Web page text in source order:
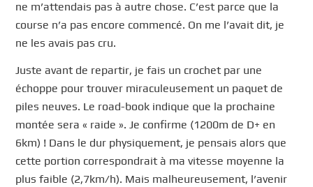
ne m’attendais pas à autre chose. C’est parce que la
course n’a pas encore commencé. On me l’avait dit, je
ne les avais pas cru.
Juste avant de repartir, je fais un crochet par une
échoppe pour trouver miraculeusement un paquet de
piles neuves. Le road-book indique que la prochaine
montée sera « raide ». Je confirme (1200m de D+ en
6km) ! Dans le dur physiquement, je pensais alors que
cette portion correspondrait à ma vitesse moyenne la
plus faible (2,7km/h). Mais malheureusement, l’avenir